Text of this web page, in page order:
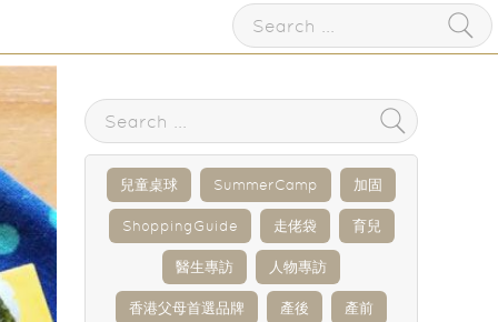
兒童桌球 SummerCamp 加固
ShoppingGuide 走佬袋 育兒
醫生專訪 人物專訪
香港父母首選品牌 產後 產前